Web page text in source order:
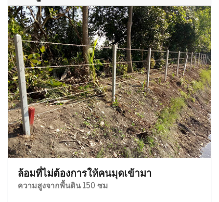
ล้อมที่ไม่ต้องการให้คนมุดเข้ามา
ความสูงจากพื้นดิน 150 ซม